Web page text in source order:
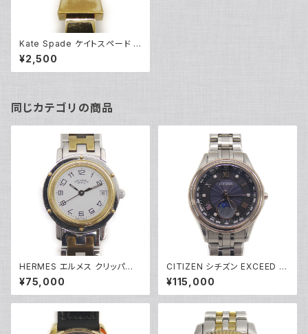
Kate Spade ケイトスペード カ
ーライル クォーツ シェル文字盤
腕時計 1YRU0070 Y04514
¥2,500
同じカテゴリの商品
HERMES エルメス クリッパー
腕時計 CL4.220 クォーツ 白文
字盤 レディースウォッチ Y0526
5
¥75,000
CITIZEN シチズン EXCEED エ
コドライブ 電波時計 ダイレクト
フライト 限定モデル EE1016-6
6F ソーラー Y05212
¥115,000